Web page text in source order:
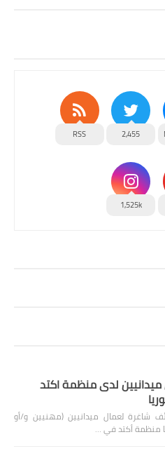
2,455
RSS
1,525k
لدى منظمة اكتد
شاغرة لعمال ميدانيين (مهنيين و/أو
منظمة أكتد في …